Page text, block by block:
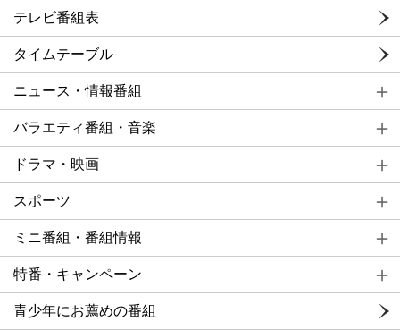
テレビ番組表
タイムテーブル
ニュース・情報番組
バラエティ番組・音楽
ドラマ・映画
スポーツ
ミニ番組・番組情報
特番・キャンペーン
青少年にお薦めの番組